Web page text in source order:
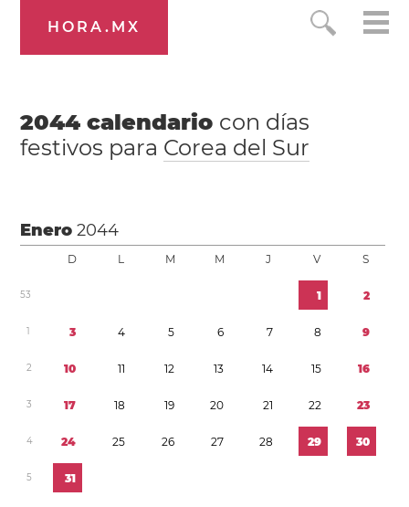
HORA.MX
2044 calendario con días
festivos para Corea del Sur
Enero2044
D L M M J V S
53 1 2
1 3 4 5 6 7 8 9
2 10 11 12 13 14 15 16
3 17 18 19 20 21 22 23
4 24 25 26 27 28 29 30
5 31